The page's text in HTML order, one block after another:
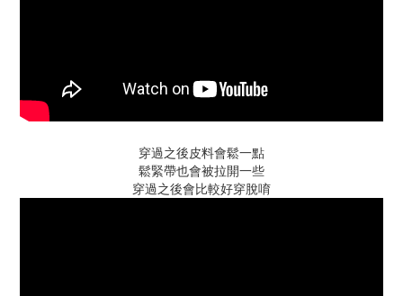
穿過之後皮料會鬆一點
鬆緊帶也會被拉開一些
穿過之後會比較好穿脫唷